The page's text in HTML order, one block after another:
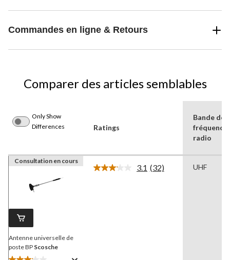
Commandes en ligne & Retours
Comparer des articles semblables
Only Show
Differences
Ratings
Bande de
radio
Consultation en cours
Antenne universelle de
poste BP Scosche
3.1 Lire
(32) UHF